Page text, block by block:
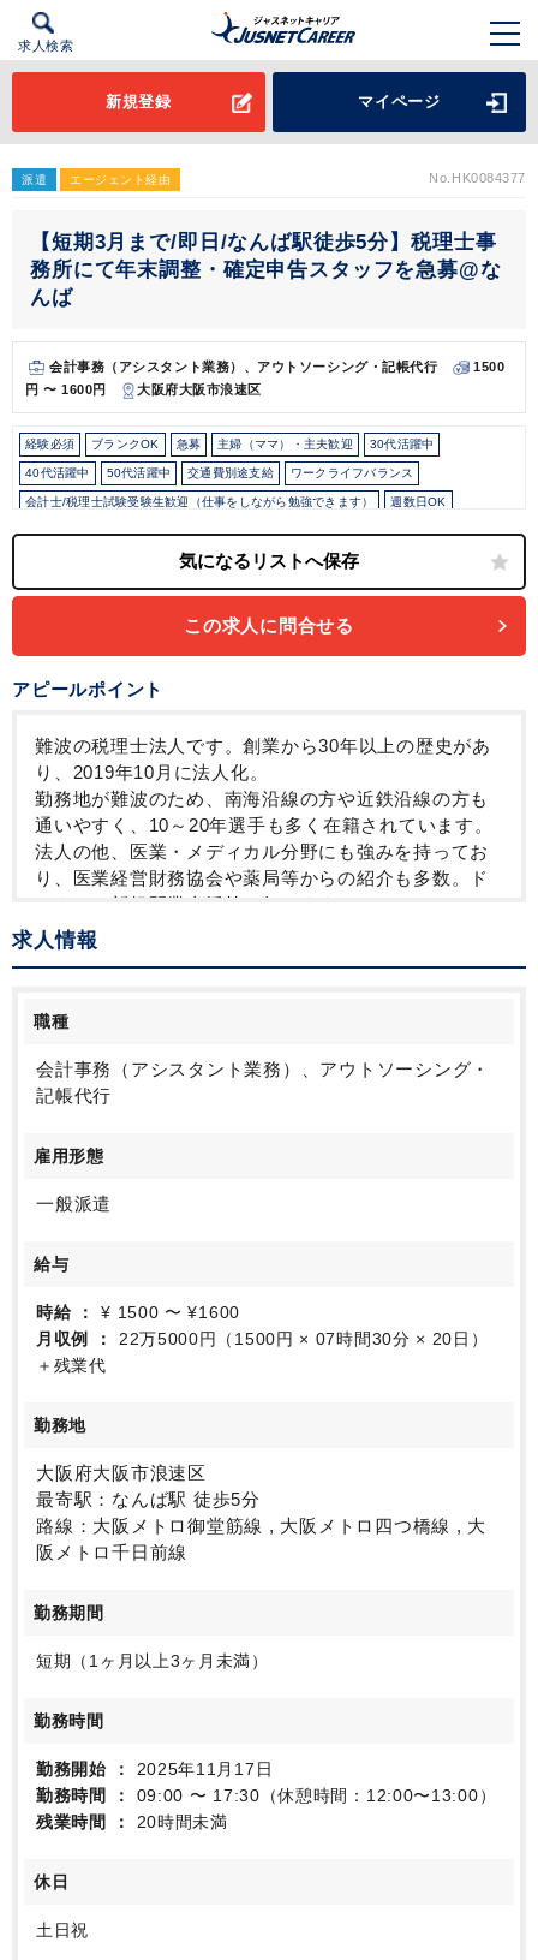
求人検索
新規登録 マイページ
派遣 エージェント経由 No.HK0084377
【短期3月まで/即日/なんば駅徒歩5分】税理士事
務所にて年末調整・確定申告スタッフを急募@な
んば
会計事務（アシスタント業務）、アウトソーシング・記帳代行
1500
円 〜 1600円
大阪府大阪市浪速区
経験必須 ブランクOK 急募 主婦（ママ）・主夫歓迎 30代活躍中
40代活躍中 50代活躍中 交通費別途支給 ワークライフバランス
会計士/税理士試験受験生歓迎（仕事をしながら勉強できます） 週数日OK
勤務終了時間の相談OK 朝遅め
定時早め フルタイム 1日5時間以内でもOK 時短OK 1日7時間未満勤務OK
駅から徒歩5分以内 オフィスカジュアルOK
この求人に問合せる
アピールポイント
難波の税理士法人です。創業から30年以上の歴史があ
り、2019年10月に法人化。
勤務地が難波のため、南海沿線の方や近鉄沿線の方も
通いやすく、10～20年選手も多く在籍されています。
法人の他、医業・メディカル分野にも強みを持ってお
り、医業経営財務協会や薬局等からの紹介も多数。ド
クターの新規開業支援等も行います。
今回は繁忙期の増員のため、年末調整や確定申告の経
験があれば年齢不問です。
求人情報
職種
会計事務（アシスタント業務）、アウトソーシング・
記帳代行
雇用形態
一般派遣
給与
時給
¥ 1500 〜 ¥1600
月収例
22万5000円（1500円 × 07時間30分 × 20日）
＋残業代
勤務地
大阪府大阪市浪速区
最寄駅：なんば駅 徒歩5分
路線：大阪メトロ御堂筋線 , 大阪メトロ四つ橋線 , 大
阪メトロ千日前線
勤務期間
短期（1ヶ月以上3ヶ月未満）
勤務時間
勤務開始
2025年11月17日
勤務時間
09:00 〜 17:30（休憩時間：12:00〜13:00）
残業時間
20時間未満
休日
土日祝